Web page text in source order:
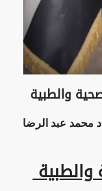
والطبية
والطبية